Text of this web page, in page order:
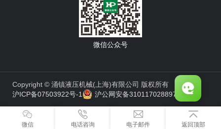
微信公众号
Copyright © 涌镇液压机械(上海)有限公司 版权所有
沪ICP备07503922号-1
沪公网安备31011702889776号
微信 电话咨询 电子邮件 返回顶部